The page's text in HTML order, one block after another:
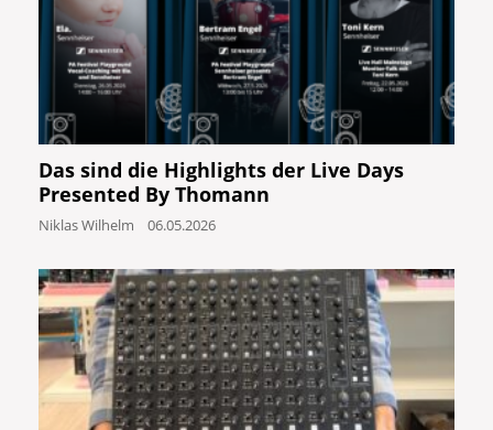
Das sind die Highlights der Live Days
Presented By Thomann
Niklas Wilhelm 06.05.2026